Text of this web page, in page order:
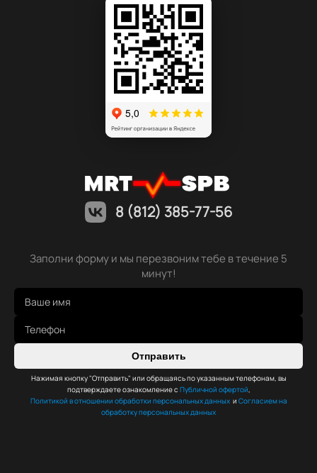
8 (812) 385-77-56
Заполни форму и мы перезвоним тебе в течение 5
минут!
Отправить
Нажимая кнопку "Отправить" или обращаясь по указанным телефонам, вы
подтверждаете ознакомление с Публичной офертой,
Политикой в отношении обработки персональных данных и Согласием на
обработку персональных данных